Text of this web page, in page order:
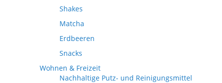
Shakes
Matcha
Erdbeeren
Snacks
Wohnen & Freizeit
Nachhaltige Putz- und Reinigungsmittel